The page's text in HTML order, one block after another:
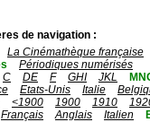
de navigation :
La Cinémathèque française
Périodiques numérisés
C DE F GHI JKL
Etats-Unis Italie
<1900 1900 1910
Français Anglais Italien